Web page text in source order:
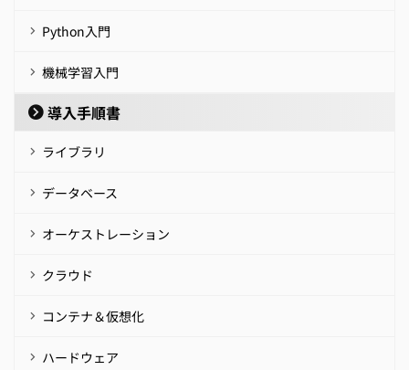
Python入門
機械学習入門
導入手順書
ライブラリ
データベース
オーケストレーション
クラウド
コンテナ＆仮想化
ハードウェア